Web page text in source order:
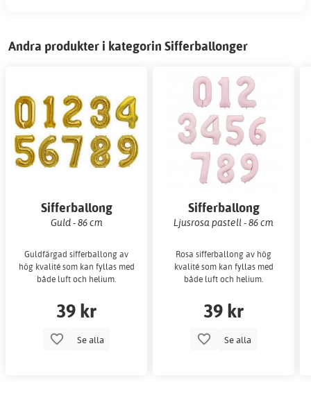
Andra produkter i kategorin Sifferballonger
Sifferballong
Guld - 86 cm
Guldfärgad sifferballong av
hög kvalité som kan fyllas med
både luft och helium.
39 kr
Se alla
Sifferballong
Ljusrosa pastell - 86 cm
Rosa sifferballong av hög
kvalité som kan fyllas med
både luft och helium.
39 kr
Se alla